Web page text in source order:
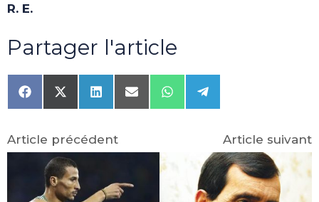
R. E.
Partager l'article
Share
on
Share
on
(Twitter)
Share
on
Share
on
Share
on
Share
on
Article précédent
Article suivant